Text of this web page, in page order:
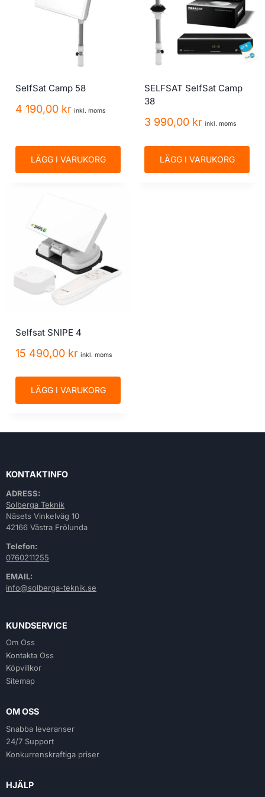
SelfSat Camp 58
4 190,00 kr inkl. moms
LÄGG I VARUKORG
SELFSAT SelfSat Camp
38
3 990,00 kr inkl. moms
LÄGG I VARUKORG
Selfsat SNIPE 4
15 490,00 kr inkl. moms
LÄGG I VARUKORG
KONTAKTINFO
ADRESS:
Solberga Teknik
Näsets Vinkelväg 10
42166 Västra Frölunda
Telefon:
0760211255
EMAIL:
info@solberga-teknik.se
KUNDSERVICE
Om Oss
Kontakta Oss
Köpvillkor
Sitemap
OM OSS
Snabba leveranser
24/7 Support
Konkurrenskraftiga priser
HJÄLP